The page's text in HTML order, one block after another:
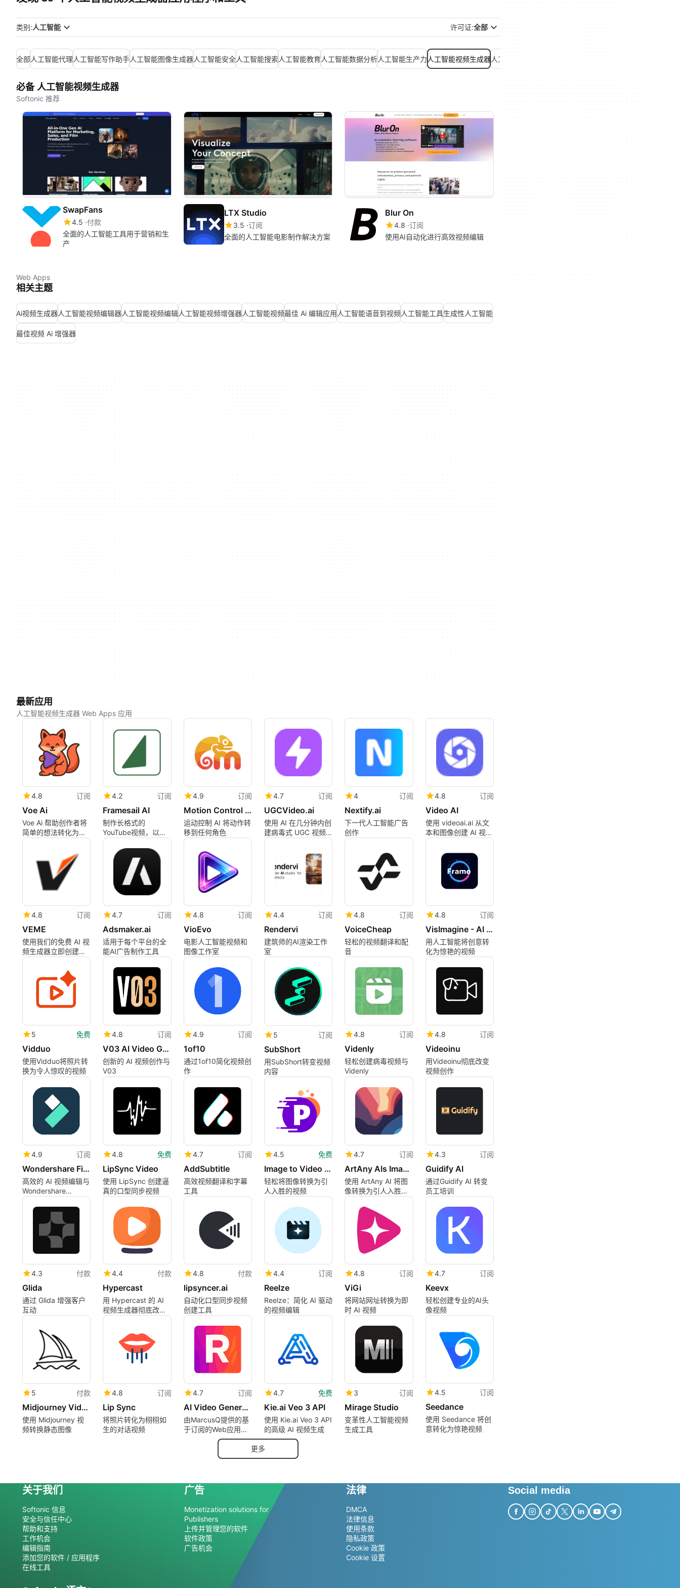
类别:人工智能 许可证:全部
全部人工智能代理人工智能写作助手人工智能图像生成器人工智能安全人工智能搜索人工智能教育人工智能数据分析人工智能生产力人工智能视频生成器人工智能编程
必备 人工智能视频生成器
Softonic 推荐
SwapFans
4.5 付款
全面的人工智能工具用于营销和生
产
LTX Studio
3.5 订阅
全面的人工智能电影制作解决方案
Blur On
4.8 订阅
使用AI自动化进行高效视频编辑
Web Apps
相关主题
Ai视频生成器人工智能视频编辑器人工智能视频编辑人工智能视频增强器人工智能视频最佳 Ai 编辑应用人工智能语音到视频人工智能工具生成性人工智能
最佳视频 Ai 增强器
最新应用
人工智能视频生成器 Web Apps 应用
4.8 订阅
Voe Ai
Voe Ai 帮助创作者将
简单的想法转化为现
实的高质量视频，具
有精确的视觉控制和
快速生成。
4.2 订阅
Framesail AI
制作长格式的
YouTube视频，以你
的风格
4.9 订阅
Motion Control AI Pro
运动控制 AI 将动作转
移到任何角色
4.7 订阅
UGCVideo.ai
使用 AI 在几分钟内创
建病毒式 UGC 视频
和广告
4 订阅
Nextify.ai
下一代人工智能广告
创作
4.8 订阅
Video AI
使用 videoai.ai 从文
本和图像创建 AI 视
频，该平台由领先的
视频生成模型和创作
者友好的工作流程提
供支持。
4.8 订阅
VEME
使用我们的免费 AI 视
频生成器立即创建惊
艳的视频
4.7 订阅
Adsmaker.ai
适用于每个平台的全
能AI广告制作工具
4.8 订阅
VioEvo
电影人工智能视频和
图像工作室
4.4 订阅
Rendervi
建筑师的AI渲染工作
室
4.8 订阅
VoiceCheap
轻松的视频翻译和配
音
4.8 订阅
VisImagine - AI VIdeo Creation Platform
用人工智能将创意转
化为惊艳的视频
5 免费
Vidduo
使用Vidduo将照片转
换为令人惊叹的视频
4.8 订阅
V03 AI Video Generator
创新的 AI 视频创作与
V03
4.9 订阅
1of10
通过1of10简化视频创
作
5 订阅
SubShort
用SubShort转变视频
内容
4.8 订阅
Videnly
轻松创建病毒视频与
Videnly
4.8 订阅
Videoinu
用Videoinu彻底改变
视频创作
4.9 订阅
Wondershare Filmora
高效的 AI 视频编辑与
Wondershare
Filmora
4.8 免费
LipSync Video
使用 LipSync 创建逼
真的口型同步视频
4.7 订阅
AddSubtitle
高效视频翻译和字幕
工具
4.5 免费
Image to Video by PixNova
轻松将图像转换为引
人入胜的视频
4.7 订阅
ArtAny AIs Image to Video
使用 ArtAny AI 将图
像转换为引人入胜的
视频
4.3 订阅
Guidify AI
通过Guidify AI 转变
员工培训
4.3 付款
Glida
通过 Glida 增强客户
互动
4.4 付款
Hypercast
用 Hypercast 的 AI
视频生成器彻底改变
营销
4.8 付款
lipsyncer.ai
自动化口型同步视频
创建工具
4.4 订阅
Reelze
Reelze：简化 AI 驱动
的视频编辑
4.8 订阅
ViGi
将网站网址转换为即
时 AI 视频
4.7 订阅
Keevx
轻松创建专业的AI头
像视频
5 付款
Midjourney Video
使用 Midjourney 视
频转换静态图像
4.8 订阅
Lip Sync
将照片转化为栩栩如
生的对话视频
4.7 订阅
AI Video Generator by RenderFlow AI
由MarcusQ提供的基
于订阅的Web应用程
4.7 免费
Kie.ai Veo 3 API
使用 Kie.ai Veo 3 API
的高级 AI 视频生成
3 订阅
Mirage Studio
变革性人工智能视频
生成工具
4.5 订阅
Seedance
使用 Seedance 将创
意转化为惊艳视频
更多
关于我们
Softonic 信息
安全与信任中心
帮助和支持
工作机会
编辑指南
添加您的软件 / 应用程序
在线工具
广告
Monetization solutions for
Publishers
上传并管理您的软件
软件政策
广告机会
法律
DMCA
法律信息
使用条款
隐私政策
Cookie 政策
Cookie 设置
Social media